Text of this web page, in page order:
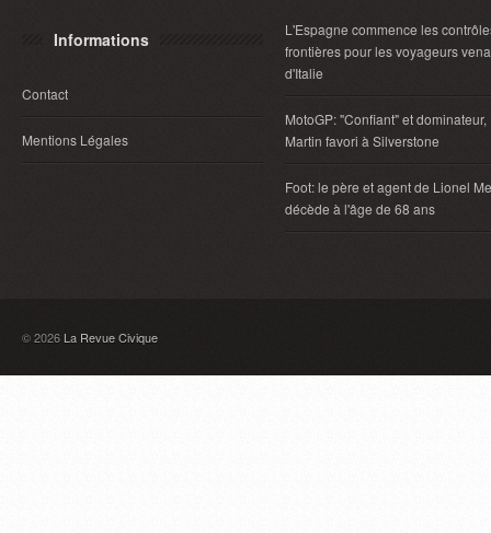
Informations
Contact
Mentions Légales
L'Espagne commence les
frontières pour les voyageurs
d'Italie
MotoGP: "Confiant" et dominateur,
Martin favori à Silverstone
Foot: le père et agent de Lionel
décède à l'âge de 68 ans
© 2026 La Revue Civique